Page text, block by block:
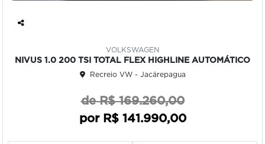
art
ilh
VOLKSWAGEN
NIVUS 1.0 200 TSI TOTAL FLEX HIGHLINE AUTOMÁTICO
Recreio VW - Jacárepagua
de R$ 169.260,00
por R$ 141.990,00